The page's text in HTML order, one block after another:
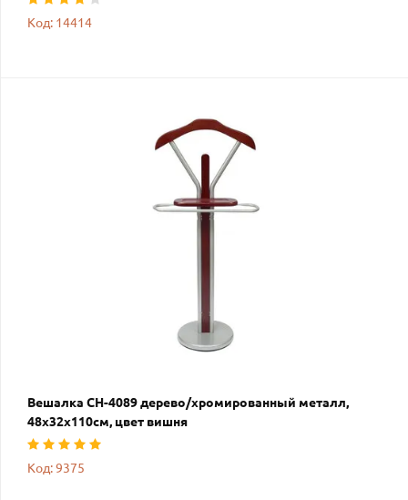
Код: 14414
Вешалка CH-4089 дерево/хромированный металл,
48х32х110см, цвет вишня
Код: 9375